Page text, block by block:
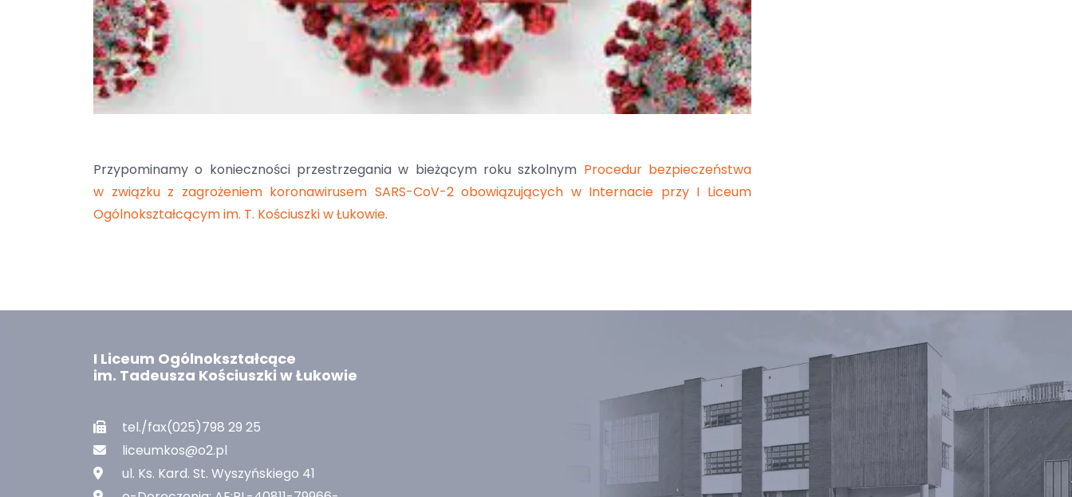
Przypominamy o konieczności przestrzegania w bieżącym roku szkolnym Procedur bezpieczeństwa
w związku z zagrożeniem koronawirusem SARS-CoV-2 obowiązujących w Internacie przy I Liceum
Ogólnokształcącym im. T. Kościuszki w Łukowie.
I Liceum Ogólnokształcące
im. Tadeusza Kościuszki w Łukowie
tel./fax(025)798 29 25
liceumkos@o2.pl
ul. Ks. Kard. St. Wyszyńskiego 41